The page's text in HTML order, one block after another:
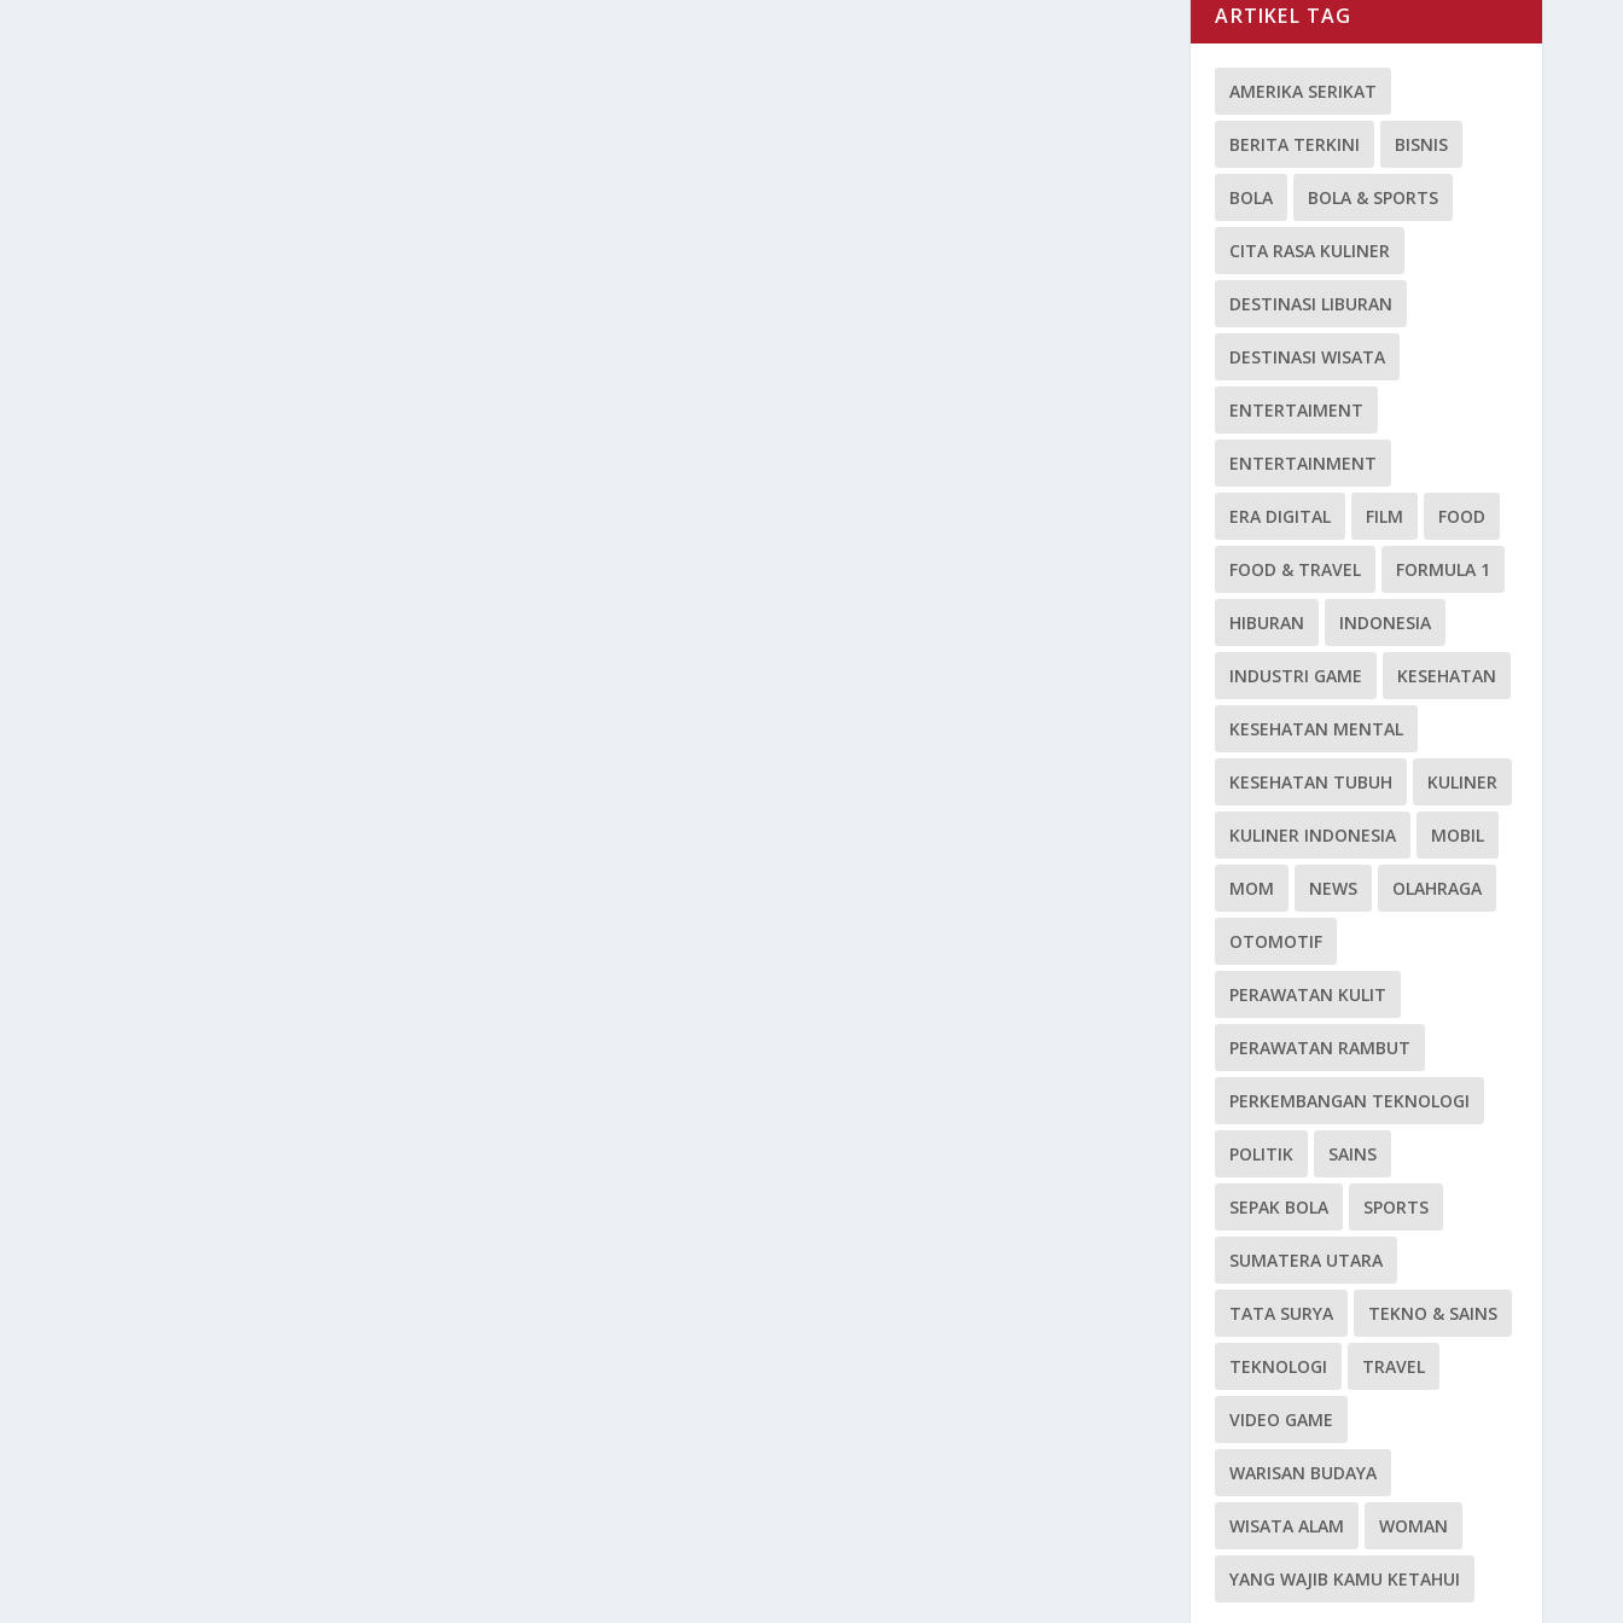
ARTIKEL TAG
AMERIKA SERIKAT
BERITA TERKINI BISNIS
BOLA BOLA & SPORTS
CITA RASA KULINER
DESTINASI LIBURAN
DESTINASI WISATA
ENTERTAIMENT
ENTERTAINMENT
ERA DIGITAL FILM FOOD
FOOD & TRAVEL FORMULA 1
HIBURAN INDONESIA
INDUSTRI GAME KESEHATAN
KESEHATAN MENTAL
KESEHATAN TUBUH KULINER
KULINER INDONESIA MOBIL
MOM NEWS OLAHRAGA
OTOMOTIF
PERAWATAN KULIT
PERAWATAN RAMBUT
PERKEMBANGAN TEKNOLOGI
POLITIK SAINS
SEPAK BOLA SPORTS
SUMATERA UTARA
TATA SURYA TEKNO & SAINS
TEKNOLOGI TRAVEL
VIDEO GAME
WARISAN BUDAYA
WISATA ALAM WOMAN
YANG WAJIB KAMU KETAHUI